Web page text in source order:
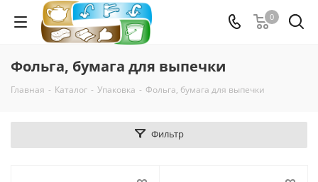
0
Фольга, бумага для выпечки
Главная - Каталог - Упаковка - Фольга, бумага для выпечки
Фильтр